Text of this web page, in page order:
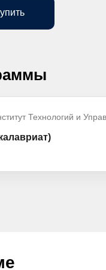
Технологий и